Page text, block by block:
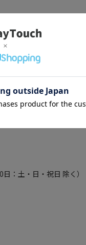
が入り混じってお届
用前には商品ラベルや
：土・日・祝日 除く）